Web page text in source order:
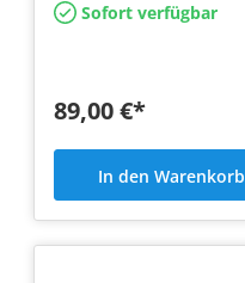
Sofort verfügbar
89,00 €*
In den Warenkorb